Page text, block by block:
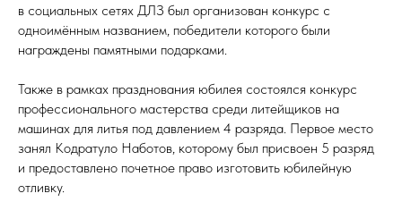
в социальных сетях ДЛЗ был организован конкурс с
одноимённым названием, победители которого были
награждены памятными подарками.
Также в рамках празднования юбилея состоялся конкурс
профессионального мастерства среди литейщиков на
машинах для литья под давлением 4 разряда. Первое место
занял Кодратуло Наботов, которому был присвоен 5 разряд
и предоставлено почетное право изготовить юбилейную
отливку.